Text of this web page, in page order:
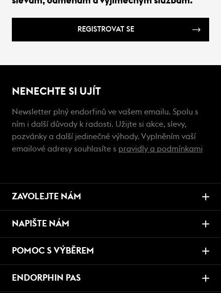
REGISTROVAT SE
NENECHTE SI UJÍT
Newsletter plný endorfinů ve vašem emailu. Spolu s
ním i další důvody k radosti. Užijte si akce, slevy,
pozvánky a další jedinečné výhody. Vyplněním vaší
emailové adresy souhlasíte s pravidly a podmínkami
ZAVOLEJTE NÁM
NAPIŠTE NÁM
POMOC S VÝBĚREM
ENDORPHIN PAS